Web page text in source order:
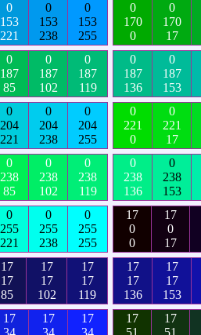
0
153
221
0
153
238
0
153
255
0
170
0
0
170
17
0
187
85
0
187
102
0
187
119
0
187
136
0
187
153
0
204
221
0
204
238
0
204
255
0
221
0
0
221
17
0
238
85
0
238
102
0
238
119
0
238
136
0
238
153
0
255
221
0
255
238
0
255
255
17
0
0
17
0
17
17
17
85
17
17
102
17
17
119
17
17
136
17
17
153
17
34
17
34
17
34
17
51
17
51